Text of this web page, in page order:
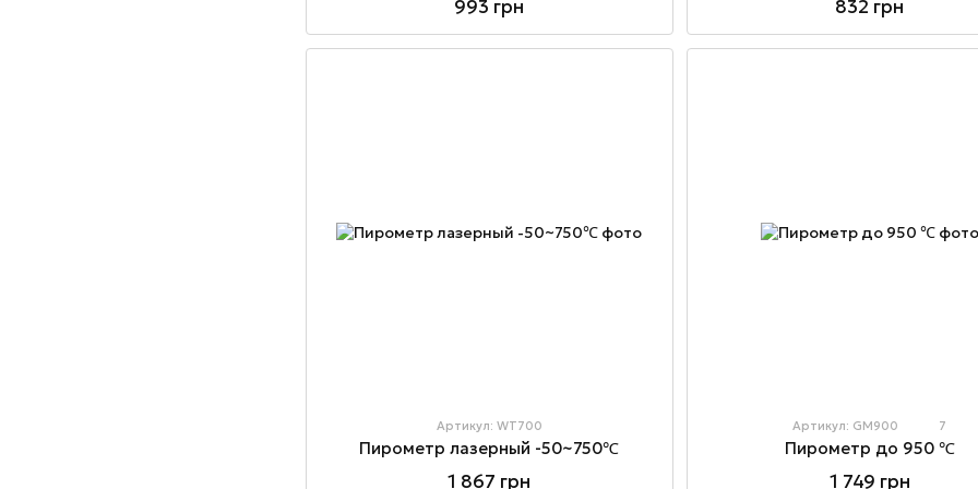
993 грн 832 грн
Артикул: WT700
Пирометр лазерный -50~750℃
1 867 грн
Артикул: GM900 7
Пирометр до 950 ℃
1 749 грн